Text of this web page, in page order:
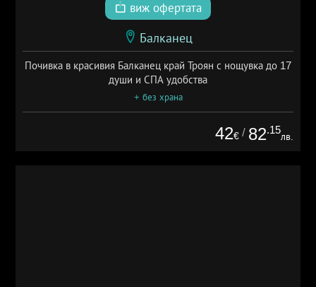
виж офертата
Балканец
Почивка в красивия Балканец край Троян с нощувка до 17
души и СПА удобства
+ без храна
42€ / 82.15
лв.